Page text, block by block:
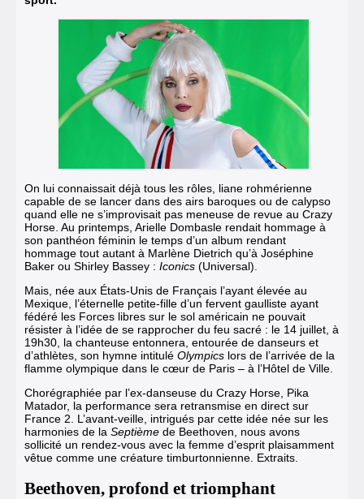
On lui connaissait déjà tous les rôles, liane rohmérienne
capable de se lancer dans des airs baroques ou de calypso
quand elle ne s’improvisait pas meneuse de revue au Crazy
Horse. Au printemps, Arielle Dombasle rendait hommage à
son panthéon féminin le temps d’un album rendant
hommage tout autant à Marlène Dietrich qu’à Joséphine
Baker ou Shirley Bassey : Iconics (Universal).
Mais, née aux États-Unis de Français l’ayant élevée au
Mexique, l’éternelle petite-fille d’un fervent gaulliste ayant
fédéré les Forces libres sur le sol américain ne pouvait
résister à l’idée de se rapprocher du feu sacré : le 14 juillet, à
19h30, la chanteuse entonnera, entourée de danseurs et
d’athlètes, son hymne intitulé Olympics lors de l’arrivée de la
flamme olympique dans le cœur de Paris – à l’Hôtel de Ville.
Chorégraphiée par l’ex-danseuse du Crazy Horse, Pika
Matador, la performance sera retransmise en direct sur
France 2. L’avant-veille, intrigués par cette idée née sur les
harmonies de la Septième de Beethoven, nous avons
sollicité un rendez-vous avec la femme d’esprit plaisamment
vêtue comme une créature timburtonnienne. Extraits.
Beethoven, profond et triomphant